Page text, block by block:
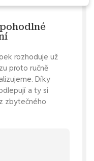
rozhoduje už
proto ručně
Díky
a ty si
zbytečného